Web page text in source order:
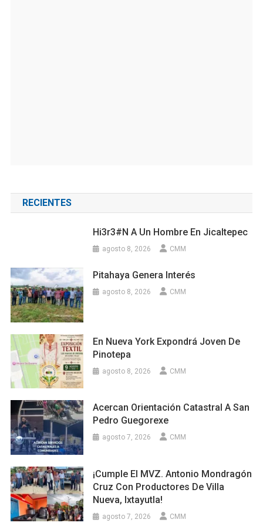
RECIENTES
Hi3r3#n A Un Hombre En Jicaltepec
agosto 8, 2026 CMM
Pitahaya Genera Interés
agosto 8, 2026 CMM
En Nueva York Expondrá Joven De
Pinotepa
agosto 8, 2026 CMM
Acercan Orientación Catastral A San
Pedro Guegorexe
agosto 7, 2026 CMM
¡Cumple El MVZ. Antonio Mondragón
Cruz Con Productores De Villa
Nueva, Ixtayutla!
agosto 7, 2026 CMM